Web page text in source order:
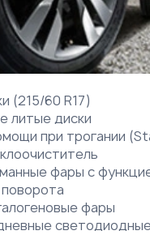
(215/60 R17)
литые диски
при трогании
фары с
фары